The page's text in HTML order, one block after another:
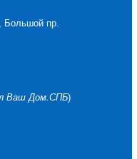
Большой пр.
Ваш Дом.СПБ)